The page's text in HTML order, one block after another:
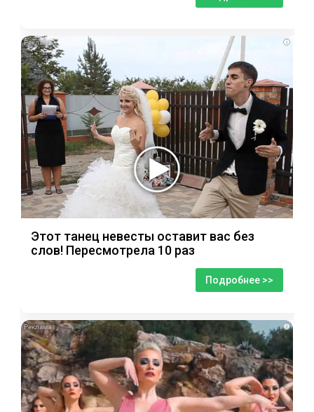
i
Этот танец невесты оставит вас без
слов! Пересмотрела 10 раз
Подробнее >>
i